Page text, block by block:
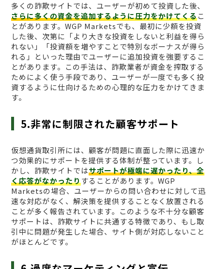
多くの詐欺サイトでは、ユーザーが初めて投資した後、
さらに多くの資金を追加するように圧力をかけてくるこ
とがあります。WGP Marketsでも、最初に少額を投資
した後、次第に「より大きな投資をしないと利益を得ら
れない」「投資額を増やすことで特別なボーナスが得ら
れる」といった理由でユーザーに追加投資を強要するこ
とがあります。この手法は、詐欺業者が資金を搾取する
ためによく使う手段であり、ユーザーが一度でも多く投
資するように仕向けるための心理的な圧力をかけてきま
す。
5.非常に制限された顧客サポート
仮想通貨取引所には、顧客が問題に直面した際に迅速か
つ効果的にサポートを提供する体制が整っています。し
かし、詐欺サイトではサポートが極端に遅かったり、全
く応答がなかったりすることがあります。WGP
Marketsの場合、ユーザーからの問い合わせに対して迅
速な対応がなく、解決策を提供することなく放置される
ことが多く報告されています。このような不十分な顧客
サポートは、詐欺サイトに共通する特徴であり、もし取
引中に問題が発生した場合、サイト側が対応しないこと
がほとんどです。